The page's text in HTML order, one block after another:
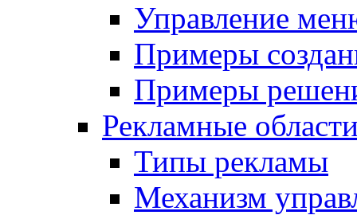
Управление
Примеры
Примеры
Рекламные
Типы рекламы
Механизм